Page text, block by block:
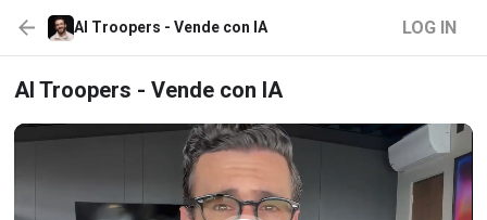
AI Troopers - Vende con IA LOG IN
AI Troopers - Vende con IA